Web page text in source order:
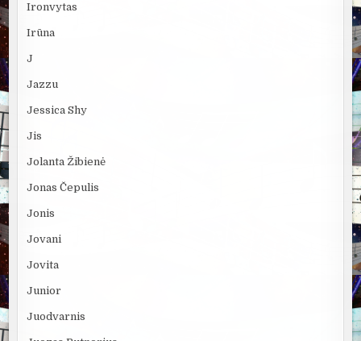
Ironvytas
Irūna
J
Jazzu
Jessica Shy
Jis
Jolanta Žibienė
Jonas Čepulis
Jonis
Jovani
Jovita
Junior
Juodvarnis